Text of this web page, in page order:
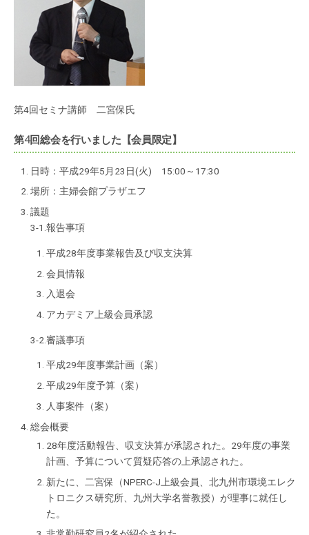
第4回セミナ講師 二宮保氏
第4回総会を行いました【会員限定】
日時：平成29年5月23日(火) 15:00～17:30
場所：主婦会館プラザエフ
議題
3-1.報告事項
平成28年度事業報告及び収支決算
会員情報
入退会
アカデミア上級会員承認
3-2.審議事項
平成29年度事業計画（案）
平成29年度予算（案）
人事案件（案）
総会概要
28年度活動報告、収支決算が承認された。29年度の事業
計画、予算について質疑応答の上承認された。
新たに、二宮保（NPERC-J上級会員、北九州市環境エレク
トロニクス研究所、九州大学名誉教授）が理事に就任し
た。